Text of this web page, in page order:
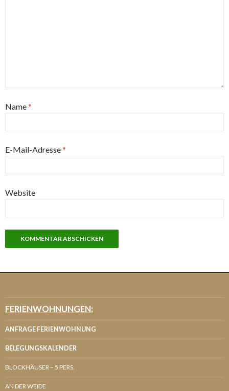
Name*
E-Mail-Adresse*
Website
FERIENWOHNUNGEN:
ANFRAGE FERIENWOHNUNG
BELEGUNGSKALENDER
BLOCKHÄUSER – 5 PERS.
AN DER WEIDE